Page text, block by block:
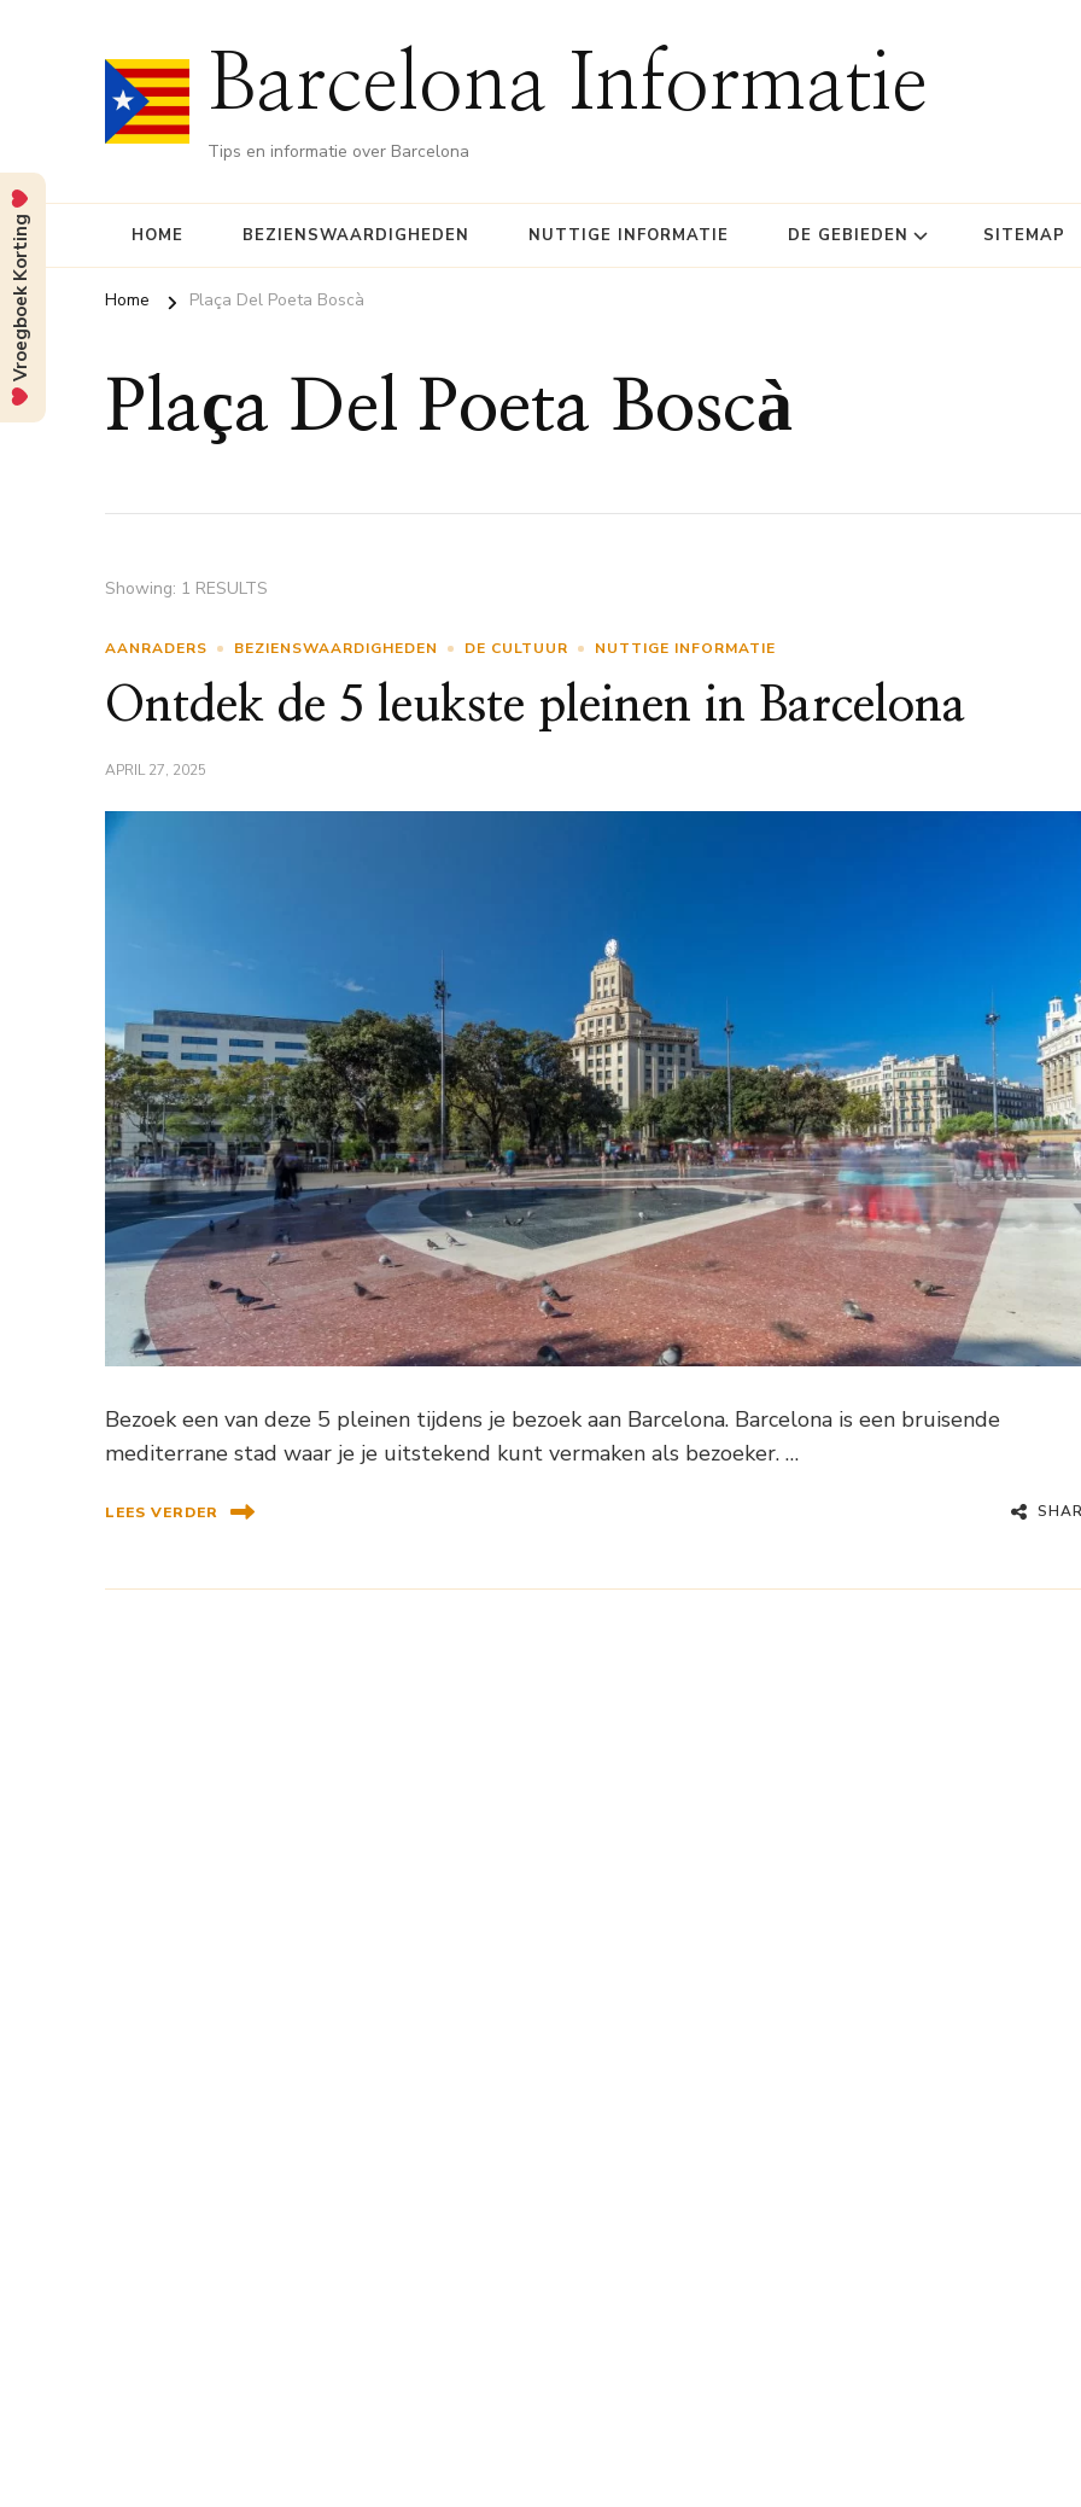
Barcelona Informatie
Tips en informatie over Barcelona
HOME BEZIENSWAARDIGHEDEN NUTTIGE INFORMATIE DE GEBIEDEN SITEMAP
Home Plaça Del Poeta Boscà
Plaça Del Poeta Boscà
Showing: 1 RESULTS
AANRADERS BEZIENSWAARDIGHEDEN DE CULTUUR NUTTIGE INFORMATIE
Ontdek de 5 leukste pleinen in Barcelona
APRIL 27, 2025
Bezoek een van deze 5 pleinen tijdens je bezoek aan Barcelona. Barcelona is een bruisende
mediterrane stad waar je je uitstekend kunt vermaken als bezoeker. …
LEES VERDER
Vroegboek Korting